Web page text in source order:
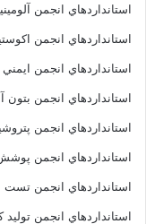
استانداردهاي انجمن
استانداردهاي انجمن
استانداردهاي انجمن ايمني
استانداردهاي انجمن بتون
استانداردهاي انجمن
استانداردهاي انجمن
استانداردهاي انجمن تست
استانداردهاي انجمن